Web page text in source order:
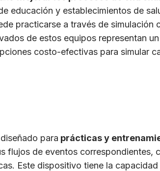
educación y establecimientos de
practicarse a través de simulación
de estos equipos representan
costo-efectivas para simular
para prácticas y
flujos de eventos correspondientes,
Este dispositivo tiene la